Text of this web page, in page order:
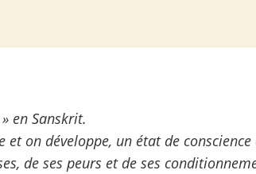
en Sanskrit.
on développe, un état de conscience
de ses peurs et de ses